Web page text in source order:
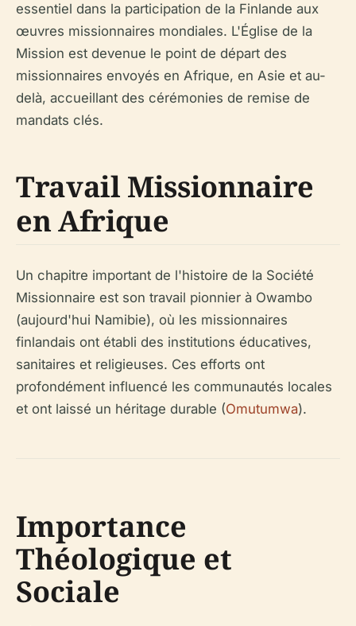
essentiel dans la participation de la Finlande aux
œuvres missionnaires mondiales. L'Église de la
Mission est devenue le point de départ des
missionnaires envoyés en Afrique, en Asie et au-
delà, accueillant des cérémonies de remise de
mandats clés.
Travail Missionnaire
en Afrique
Un chapitre important de l'histoire de la Société
Missionnaire est son travail pionnier à Owambo
(aujourd'hui Namibie), où les missionnaires
finlandais ont établi des institutions éducatives,
sanitaires et religieuses. Ces efforts ont
profondément influencé les communautés locales
et ont laissé un héritage durable (Omutumwa).
Importance
Théologique et
Sociale